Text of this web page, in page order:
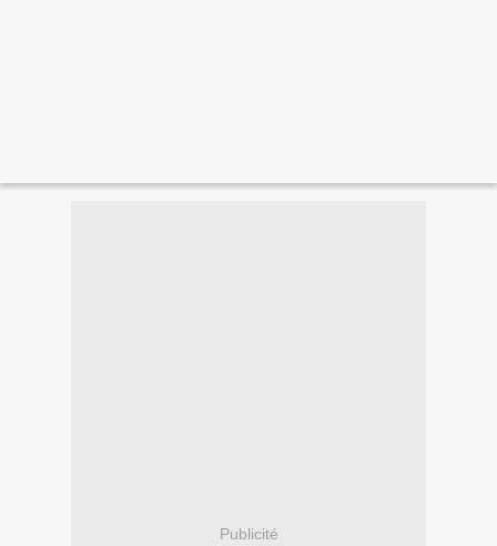
Publicité